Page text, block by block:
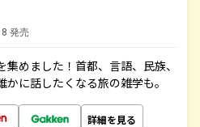
発売
めました！首都、言語、民族、
に話したくなる旅の雑学も。
詳細を見る